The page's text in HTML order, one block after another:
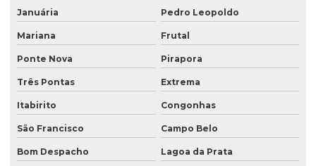
Januária Pedro Leopoldo
Mariana Frutal
Ponte Nova Pirapora
Três Pontas Extrema
Itabirito Congonhas
São Francisco Campo Belo
Bom Despacho Lagoa da Prata